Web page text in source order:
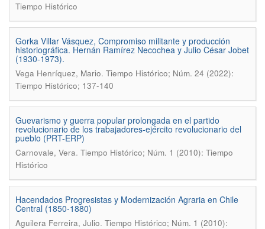
Tiempo Histórico
Gorka Villar Vásquez, Compromiso militante y producción
historiográfica. Hernán Ramírez Necochea y Julio César Jobet
(1930-1973).
Vega Henríquez, Mario. Tiempo Histórico; Núm. 24 (2022):
Tiempo Histórico; 137-140
Guevarismo y guerra popular prolongada en el partido
revolucionario de los trabajadores-ejército revolucionario del
pueblo (PRT-ERP)
Carnovale, Vera. Tiempo Histórico; Núm. 1 (2010): Tiempo
Histórico
Hacendados Progresistas y Modernización Agraria en Chile
Central (1850-1880)
Aguilera Ferreira, Julio. Tiempo Histórico; Núm. 1 (2010):